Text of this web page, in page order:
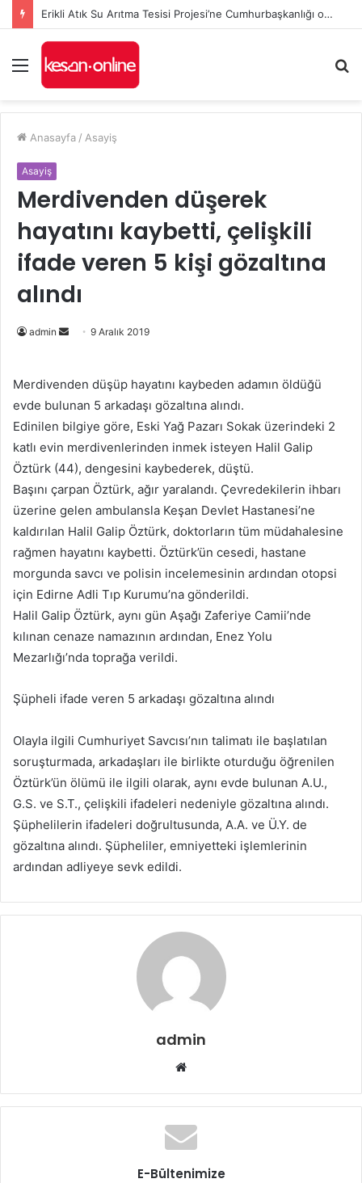
Erikli Atık Su Arıtma Tesisi Projesi’ne Cumhurbaşkanlığı onayı
Menü
...
Anasayfa / Asayiş
Asayiş
Merdivenden düşerek
hayatını kaybetti, çelişkili
ifade veren 5 kişi gözaltına
alındı
admin
Bir
göndermek
9 Aralık 2019
Merdivenden düşüp hayatını kaybeden adamın öldüğü
evde bulunan 5 arkadaşı gözaltına alındı.
Edinilen bilgiye göre, Eski Yağ Pazarı Sokak üzerindeki 2
katlı evin merdivenlerinden inmek isteyen Halil Galip
Öztürk (44), dengesini kaybederek, düştü.
Başını çarpan Öztürk, ağır yaralandı. Çevredekilerin ihbarı
üzerine gelen ambulansla Keşan Devlet Hastanesi’ne
kaldırılan Halil Galip Öztürk, doktorların tüm müdahalesine
rağmen hayatını kaybetti. Öztürk’ün cesedi, hastane
morgunda savcı ve polisin incelemesinin ardından otopsi
için Edirne Adli Tıp Kurumu’na gönderildi.
Halil Galip Öztürk, aynı gün Aşağı Zaferiye Camii’nde
kılınan cenaze namazının ardından, Enez Yolu
Mezarlığı’nda toprağa verildi.
Şüpheli ifade veren 5 arkadaşı gözaltına alındı
Olayla ilgili Cumhuriyet Savcısı’nın talimatı ile başlatılan
soruşturmada, arkadaşları ile birlikte oturduğu öğrenilen
Öztürk’ün ölümü ile ilgili olarak, aynı evde bulunan A.U.,
G.S. ve S.T., çelişkili ifadeleri nedeniyle gözaltına alındı.
Şüphelilerin ifadeleri doğrultusunda, A.A. ve Ü.Y. de
gözaltına alındı. Şüpheliler, emniyetteki işlemlerinin
ardından adliyeye sevk edildi.
admin
Web
E-Bültenimize